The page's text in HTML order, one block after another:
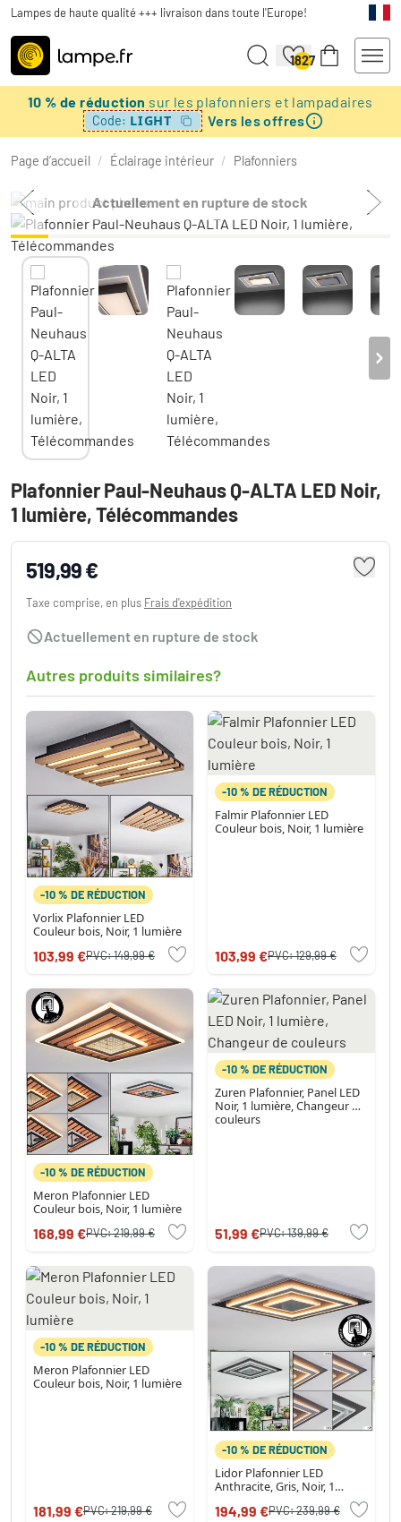
Lampes de haute qualité +++ livraison dans toute l'Europe!
1827
10 % de réduction sur les plafonniers et lampadaires
Code: LIGHT Vers les offres
Page d’accueil / Éclairage intérieur / Plafonniers
Actuellement en rupture de stock
Plafonnier Paul-Neuhaus Q-ALTA LED Noir,
1 lumière, Télécommandes
519,99 €
Taxe comprise, en plus Frais d'expédition
Actuellement en rupture de stock
Autres produits similaires?
-10 % DE RÉDUCTION
Vorlix Plafonnier LED
Couleur bois, Noir, 1 lumière
103,99 €PVC:149,99 €
-10 % DE RÉDUCTION
Falmir Plafonnier LED
Couleur bois, Noir, 1 lumière
103,99 €PVC:129,99 €
-10 % DE RÉDUCTION
Meron Plafonnier LED
Couleur bois, Noir, 1 lumière
168,99 €PVC:219,99 €
-10 % DE RÉDUCTION
Zuren Plafonnier, Panel LED
Noir, 1 lumière, Changeur de
couleurs
51,99 €PVC:139,99 €
-10 % DE RÉDUCTION
Meron Plafonnier LED
Couleur bois, Noir, 1 lumière
181,99 €PVC:219,99 €
-10 % DE RÉDUCTION
Lidor Plafonnier LED
Anthracite, Gris, Noir, 1
194,99 €PVC:239,99 €